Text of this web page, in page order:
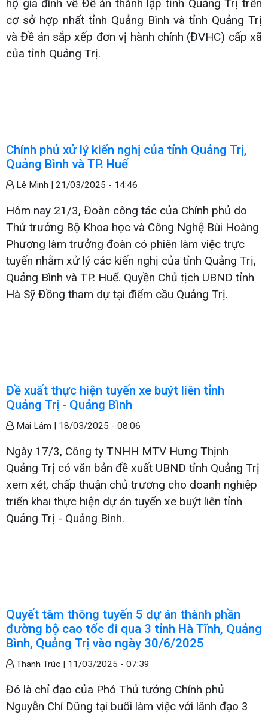
hộ gia đình về Đề án thành lập tỉnh Quảng Trị trên
cơ sở hợp nhất tỉnh Quảng Bình và tỉnh Quảng Trị
và Đề án sắp xếp đơn vị hành chính (ĐVHC) cấp xã
của tỉnh Quảng Trị.
Chính phủ xử lý kiến nghị của tỉnh Quảng Trị,
Quảng Bình và TP. Huế
Lê Minh | 21/03/2025 - 14:46
Hôm nay 21/3, Đoàn công tác của Chính phủ do
Thứ trưởng Bộ Khoa học và Công Nghệ Bùi Hoàng
Phương làm trưởng đoàn có phiên làm việc trực
tuyến nhằm xử lý các kiến nghị của tỉnh Quảng Trị,
Quảng Bình và TP. Huế. Quyền Chủ tịch UBND tỉnh
Hà Sỹ Đồng tham dự tại điểm cầu Quảng Trị.
Đề xuất thực hiện tuyến xe buýt liên tỉnh
Quảng Trị - Quảng Bình
Mai Lâm | 18/03/2025 - 08:06
Ngày 17/3, Công ty TNHH MTV Hưng Thịnh
Quảng Trị có văn bản đề xuất UBND tỉnh Quảng Trị
xem xét, chấp thuận chủ trương cho doanh nghiệp
triển khai thực hiện dự án tuyến xe buýt liên tỉnh
Quảng Trị - Quảng Bình.
Quyết tâm thông tuyến 5 dự án thành phần
đường bộ cao tốc đi qua 3 tỉnh Hà Tĩnh, Quảng
Bình, Quảng Trị vào ngày 30/6/2025
Thanh Trúc | 11/03/2025 - 07:39
Đó là chỉ đạo của Phó Thủ tướng Chính phủ
Nguyễn Chí Dũng tại buổi làm việc với lãnh đạo 3